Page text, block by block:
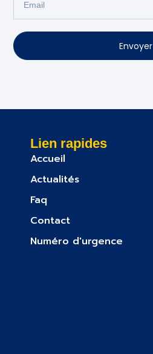
Envoyer
Lien rapides
Accueil
Actualités
Faq
Contact
Numéro d'urgence